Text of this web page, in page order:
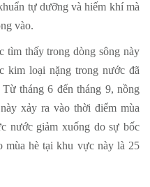
tự dưỡng và hiếm khí mà
vào.
tìm thấy trong dòng sông này
kim loại nặng trong nước đã
tháng 6 đến tháng 9, nồng
xảy ra vào thời điểm mùa
nước giảm xuống do sự bốc
mùa hè tại khu vực này là 25